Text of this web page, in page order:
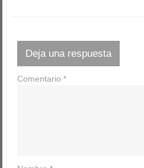
Deja una respuesta
Comentario*